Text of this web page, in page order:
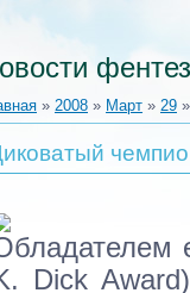
» 2008 » Март » 29
Dick